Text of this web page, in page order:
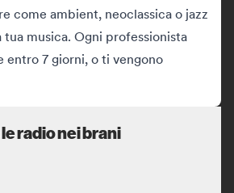
come ambient, neoclassica o jazz
tua musica. Ogni professionista
entro 7 giorni, o ti vengono
radio nei brani